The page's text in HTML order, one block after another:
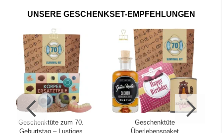
UNSERE GESCHENKSET-EMPFEHLUNGEN
Geschenktüte zum 70.
Geburtstag – Lustiges
Geschenktüte
Überlebenspaket